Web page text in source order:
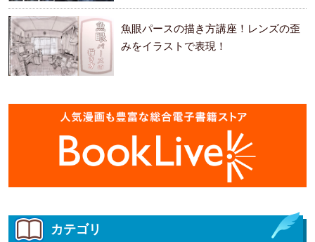
ます。
魚眼パースの描き方講座！レンズの歪
みをイラストで表現！
カテゴリ